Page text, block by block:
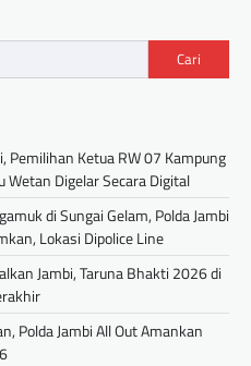
Cari
Pemilihan Ketua RW 07 Kampung
Wetan Digelar Secara Digital
di Sungai Gelam, Polda Jambi
Lokasi Dipolice Line
Jambi, Taruna Bhakti 2026 di
Polda Jambi All Out Amankan